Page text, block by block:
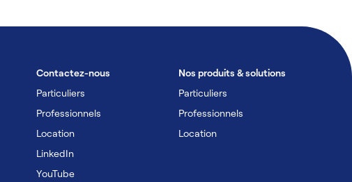
Contactez-nous
Particuliers
Professionnels
Location
LinkedIn
YouTube
Nos produits & solutions
Particuliers
Professionnels
Location